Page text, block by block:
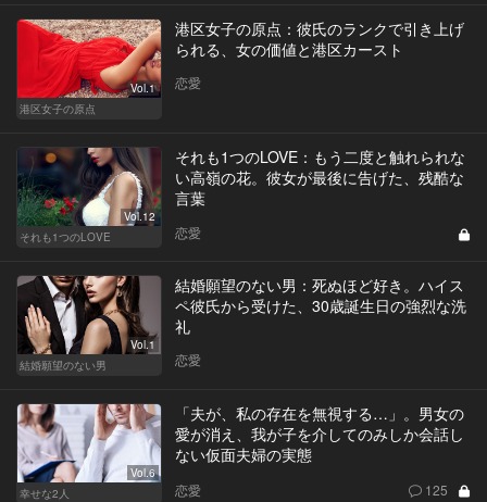
Vol.1
港区女子の原点
港区女子の原点：彼氏のランクで引き上げ
られる、女の価値と港区カースト
恋愛
Vol.12
それも1つのLOVE
それも1つのLOVE：もう二度と触れられな
い高嶺の花。彼女が最後に告げた、残酷な
言葉
恋愛
Vol.1
結婚願望のない男
結婚願望のない男：死ぬほど好き。ハイス
ペ彼氏から受けた、30歳誕生日の強烈な洗
礼
恋愛
Vol.6
幸せな2人
「夫が、私の存在を無視する…」。男女の
愛が消え、我が子を介してのみしか会話し
ない仮面夫婦の実態
恋愛 125